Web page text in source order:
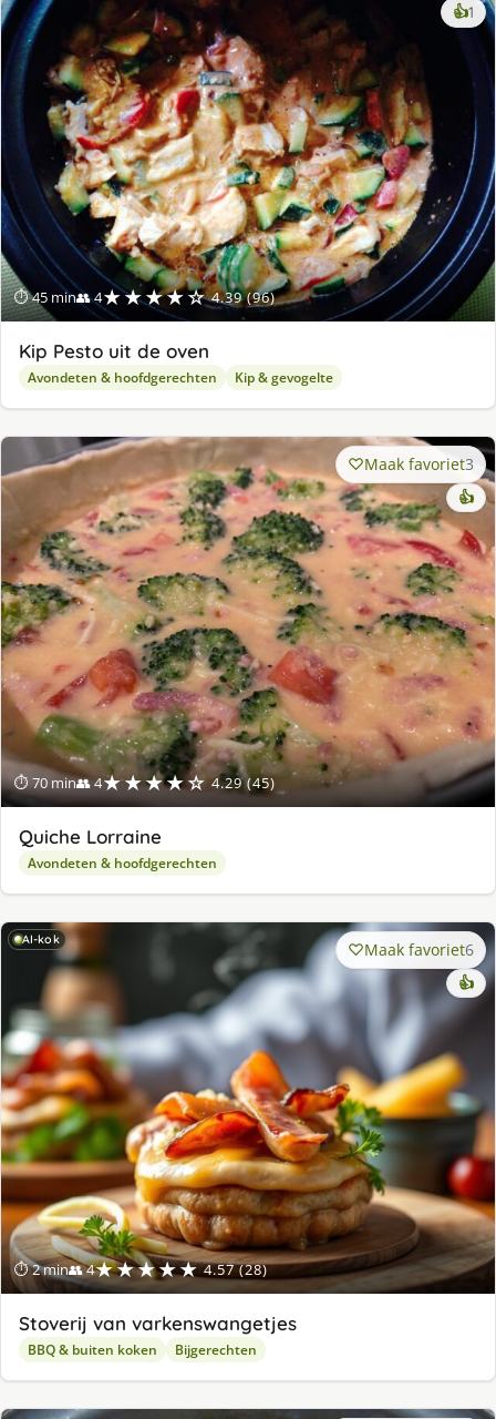
⏱ 45 min👥 4★★★★☆ 4.39 (96)
👍1
Kip Pesto uit de oven
Avondeten & hoofdgerechten Kip & gevogelte
⏱ 70 min👥 4★★★★☆ 4.29 (45)
Maak favoriet3
👍
Quiche Lorraine
Avondeten & hoofdgerechten
AI-kok
⏱ 2 min👥 4★★★★★ 4.57 (28)
Maak favoriet6
👍
Stoverij van varkenswangetjes
BBQ & buiten koken Bijgerechten